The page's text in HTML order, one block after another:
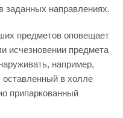
заданных направлениях.
предметов оповещает
исчезновении предмета
например,
оставленный в холле
припаркованный